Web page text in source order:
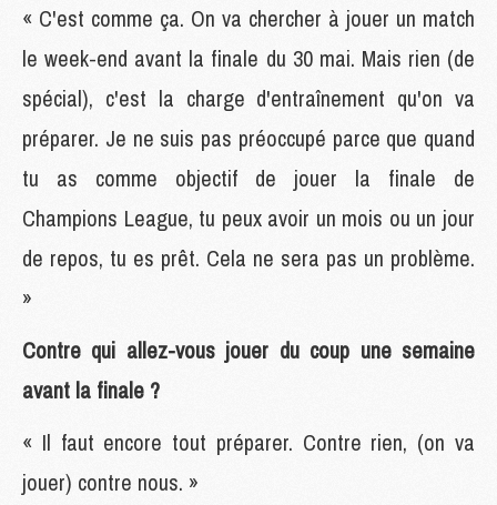
« C'est comme ça. On va chercher à jouer un match
le week-end avant la finale du 30 mai. Mais rien (de
spécial), c'est la charge d'entraînement qu'on va
préparer. Je ne suis pas préoccupé parce que quand
tu as comme objectif de jouer la finale de
Champions League, tu peux avoir un mois ou un jour
de repos, tu es prêt. Cela ne sera pas un problème.
»
Contre qui allez-vous jouer du coup une semaine
avant la finale ?
« Il faut encore tout préparer. Contre rien, (on va
jouer) contre nous. »